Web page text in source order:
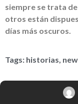
siempre se trata
otros están
días más oscuros.
Tags: historias,